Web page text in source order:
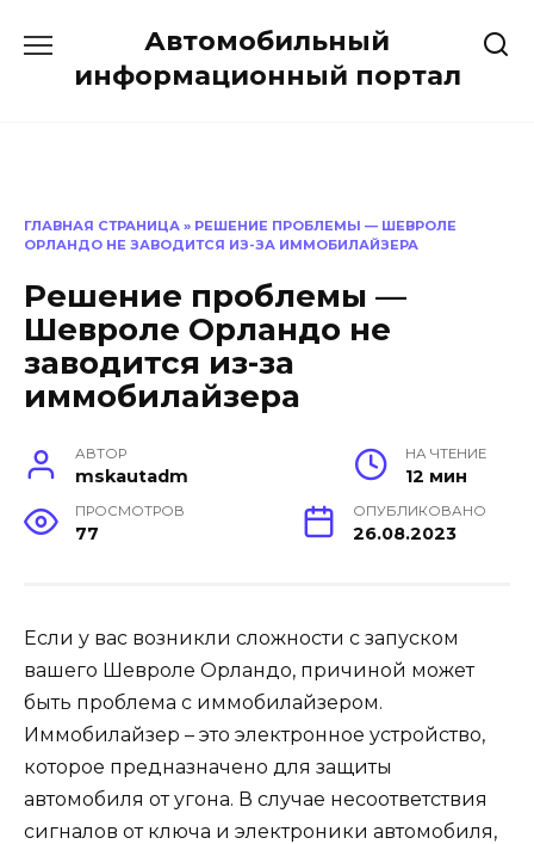
содержанию
Автомобильный
информационный портал
ГЛАВНАЯ СТРАНИЦА » РЕШЕНИЕ ПРОБЛЕМЫ — ШЕВРОЛЕ
ОРЛАНДО НЕ ЗАВОДИТСЯ ИЗ-ЗА ИММОБИЛАЙЗЕРА
Решение проблемы —
Шевроле Орландо не
заводится из-за
иммобилайзера
АВТОР
mskautadm
НА ЧТЕНИЕ
12 мин
ПРОСМОТРОВ
77
ОПУБЛИКОВАНО
26.08.2023
Если у вас возникли сложности с запуском
вашего Шевроле Орландо, причиной может
быть проблема с иммобилайзером.
Иммобилайзер – это электронное устройство,
которое предназначено для защиты
автомобиля от угона. В случае несоответствия
сигналов от ключа и электроники автомобиля,